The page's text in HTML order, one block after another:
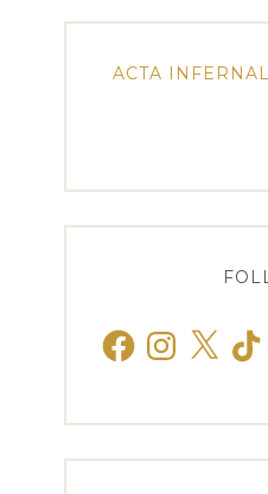
ACTA
FacebookInstagram
X